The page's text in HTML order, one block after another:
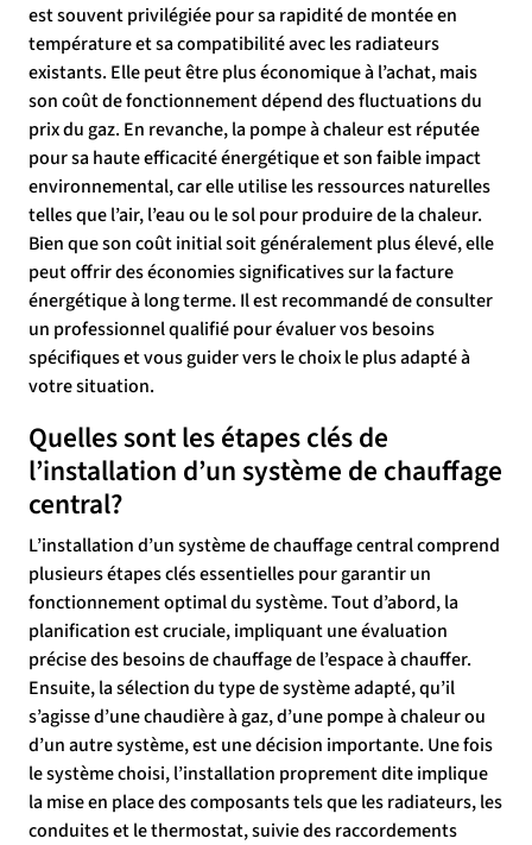
est souvent privilégiée pour sa rapidité de montée en
température et sa compatibilité avec les radiateurs
existants. Elle peut être plus économique à l’achat, mais
son coût de fonctionnement dépend des fluctuations du
prix du gaz. En revanche, la pompe à chaleur est réputée
pour sa haute efficacité énergétique et son faible impact
environnemental, car elle utilise les ressources naturelles
telles que l’air, l’eau ou le sol pour produire de la chaleur.
Bien que son coût initial soit généralement plus élevé, elle
peut offrir des économies significatives sur la facture
énergétique à long terme. Il est recommandé de consulter
un professionnel qualifié pour évaluer vos besoins
spécifiques et vous guider vers le choix le plus adapté à
votre situation.
Quelles sont les étapes clés de
l’installation d’un système de chauffage
central?
L’installation d’un système de chauffage central comprend
plusieurs étapes clés essentielles pour garantir un
fonctionnement optimal du système. Tout d’abord, la
planification est cruciale, impliquant une évaluation
précise des besoins de chauffage de l’espace à chauffer.
Ensuite, la sélection du type de système adapté, qu’il
s’agisse d’une chaudière à gaz, d’une pompe à chaleur ou
d’un autre système, est une décision importante. Une fois
le système choisi, l’installation proprement dite implique
la mise en place des composants tels que les radiateurs, les
conduites et le thermostat, suivie des raccordements